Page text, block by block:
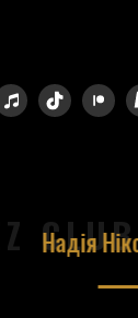
CLUB
Ніколаєва